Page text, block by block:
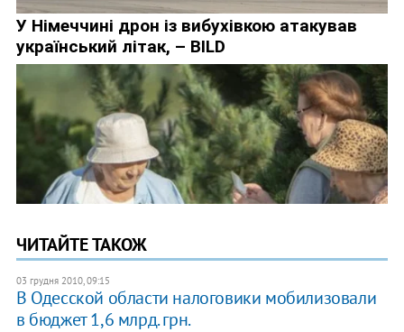
ЧИТАЙТЕ ТАКОЖ
03 грудня 2010, 09:15
В Одесской области налоговики мобилизовали
в бюджет 1,6 млрд. грн.